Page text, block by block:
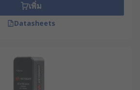
เพิ่ม
Datasheets